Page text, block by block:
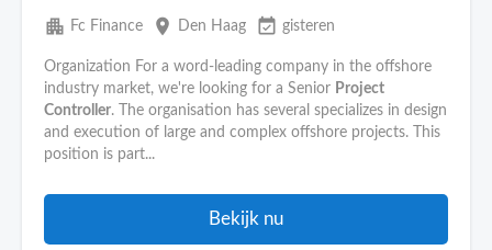
apartment Fc Finance place Den Haag event_available gisteren
Organization For a word-leading company in the offshore
industry market, we're looking for a Senior Project
Controller. The organisation has several specializes in design
and execution of large and complex offshore projects. This
position is part...
Bekijk nu